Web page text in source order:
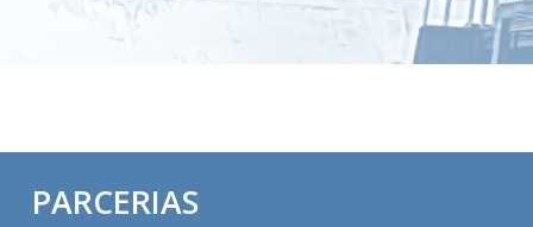
PARCERIAS